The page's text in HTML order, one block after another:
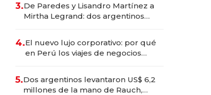
marcas "fast premium"
3.De Paredes y Lisandro Martínez a
Mirtha Legrand: dos argentinos
4.El nuevo lujo corporativo: por qué
en Perú los viajes de negocios
transformadoras
5.Dos argentinos levantaron US$ 6,2
millones de la mano de Rauch,